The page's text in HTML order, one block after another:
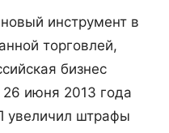
инструмент в
торговлей,
бизнес
26 июня 2013 года
увеличил штрафы